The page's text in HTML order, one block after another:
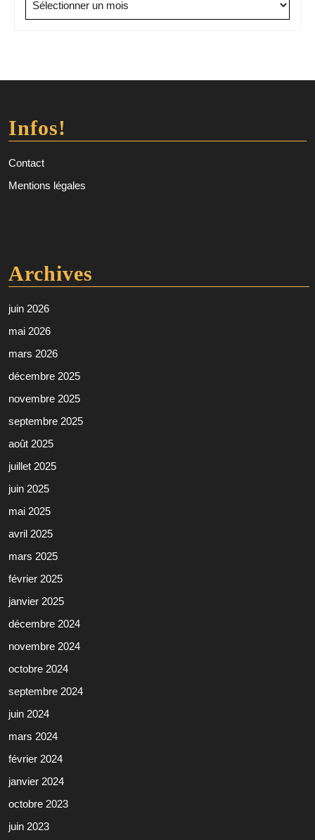
Infos!
Contact
Mentions légales
Archives
juin 2026
mai 2026
mars 2026
décembre 2025
novembre 2025
septembre 2025
août 2025
juillet 2025
juin 2025
mai 2025
avril 2025
mars 2025
février 2025
janvier 2025
décembre 2024
novembre 2024
octobre 2024
septembre 2024
juin 2024
mars 2024
février 2024
janvier 2024
octobre 2023
juin 2023